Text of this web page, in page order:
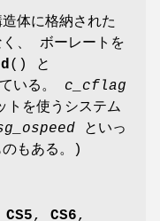
体に格納された
、 ボーレートを
() と
いる。 c_cflag
トを使うシステム
といっ
もある。)
CS5, CS6,